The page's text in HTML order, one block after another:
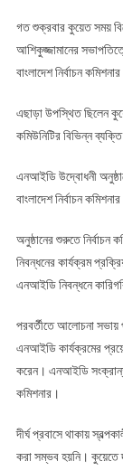
গত শুক্রবার কুয়েত সময়
আশিকুজ্জামানের
বাংলাদেশ নির্বাচন
এছাড়া উপস্থিত ছিলেন
কমিউনিটির বিভিন্ন
এনআইডি উদ্বোধনী
বাংলাদেশ নির্বাচন
অনুষ্ঠানের শুরুতে নির্বাচন
নিবন্ধনের কার্যক্রম
এনআইডি নিবন্ধনে
পরবর্তীতে আলোচনা সভায়
এনআইডি কার্যক্রমের
করেন। এনআইডি সংক্রান্ত
কমিশনার।
দীর্ঘ প্রবাসে থাকায়
করা সম্ভব হয়নি। কুয়েতে